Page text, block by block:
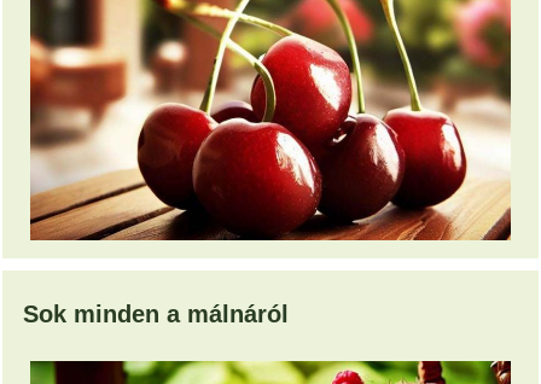
Sok minden a málnáról